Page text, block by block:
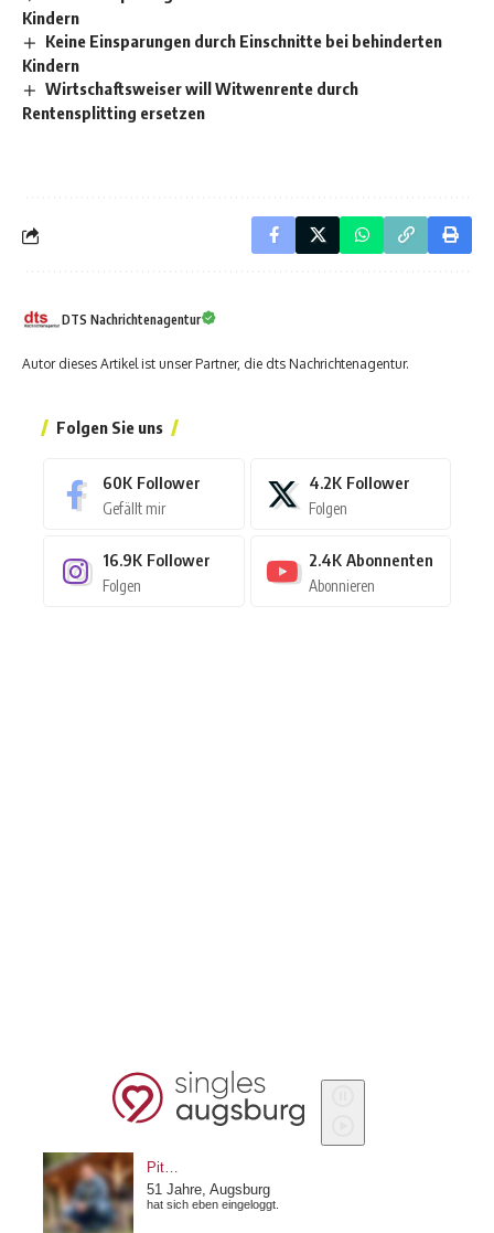
Kindern
Keine Einsparungen durch Einschnitte bei behinderten
Kindern
Wirtschaftsweiser will Witwenrente durch
Rentensplitting ersetzen
DTS Nachrichtenagentur
Autor dieses Artikel ist unser Partner, die dts Nachrichtenagentur.
Folgen Sie uns
60K Follower
Gefällt mir
4.2K Follower
Folgen
16.9K Follower
Folgen
2.4K Abonnenten
Abonnieren